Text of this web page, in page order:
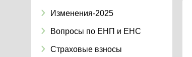
Изменения-2025
Вопросы по ЕНП и ЕНС
Страховые взносы